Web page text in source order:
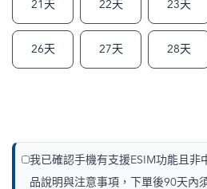
21天 22天 23天
26天 27天 28天
我已確認手機有支援ESIM功能且非
品說明與注意事項，下單後90天內